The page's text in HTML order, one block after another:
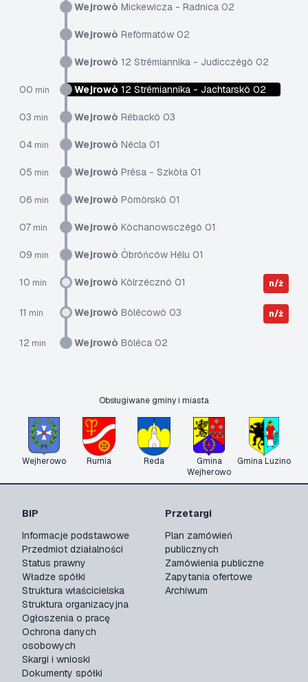
Wejrowò Mickewicza - Radnica 02
Wejrowò Refòrmatów 02
Wejrowò 12 Strëmiannika - Judicczégò 02
00 min Wejrowò 12 Strëmiannika - Jachtarskô 02
03 min Wejrowò Rëbackô 03
04 min Wejrowò Nécla 01
05 min Wejrowò Prësa - Szkòła 01
06 min Wejrowò Pòmòrskô 01
07 min Wejrowò Kòchanowsczégò 01
09 min Wejrowò Òbróńców Hélu 01
10 min Wejrowò Kòlrzécznô 01 n/ż
11 min Wejrowò Bòlëcowô 03 n/ż
12 min Wejrowò Bòlëca 02
Obsługiwane gminy i miasta
Wejherowo Rumia Reda
Gmina
Wejherowo
Gmina Luzino
BIP
Informacje podstawowe
Przedmiot działalności
Status prawny
Władze spółki
Struktura właścicielska
Struktura organizacyjna
Ogłoszenia o pracę
Ochrona danych
osobowych
Skargi i wnioski
Dokumenty spółki
Przetargi
Plan zamówień
publicznych
Zamówienia publiczne
Zapytania ofertowe
Archiwum